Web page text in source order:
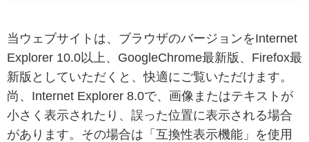
当ウェブサイトは、ブラウザのバージョンをInternet
Explorer 10.0以上、GoogleChrome最新版、Firefox最
新版としていただくと、快適にご覧いただけます。
尚、Internet Explorer 8.0で、画像またはテキストが
小さく表示されたり、誤った位置に表示される場合
があります。その場合は「互換性表示機能」を使用